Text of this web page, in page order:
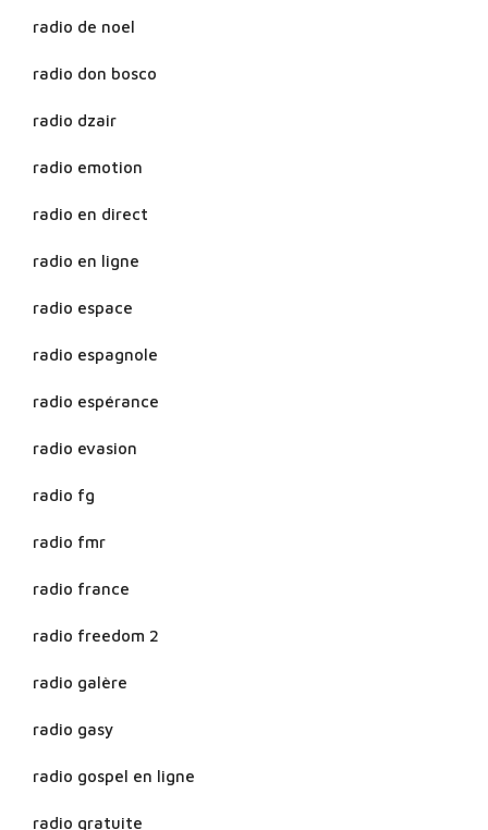
radio de noel
radio don bosco
radio dzair
radio emotion
radio en direct
radio en ligne
radio espace
radio espagnole
radio espérance
radio evasion
radio fg
radio fmr
radio france
radio freedom 2
radio galère
radio gasy
radio gospel en ligne
radio gratuite